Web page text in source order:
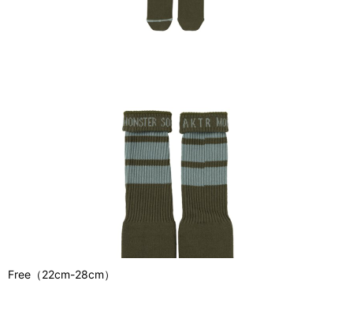
Free（22cm-28cm）